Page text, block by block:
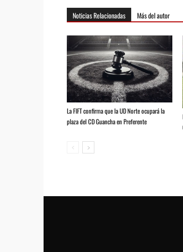
Noticias Relacionadas Más del autor
La FIFT confirma que la UD Norte ocupará la
plaza del CD Guancha en Preferente